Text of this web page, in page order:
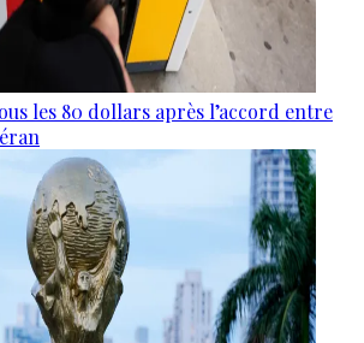
les 80 dollars après l’accord entre